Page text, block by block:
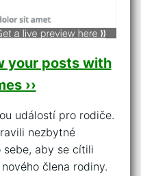
your posts with
››
událostí pro rodiče.
nezbytné
aby se cítili
člena rodiny.